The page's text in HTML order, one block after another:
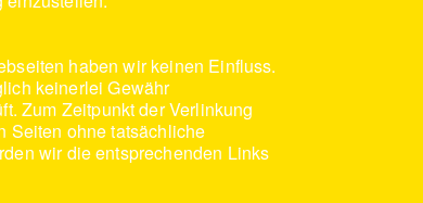
haben wir keinen Einfluss.
keinerlei Gewähr
Zum Zeitpunkt der Verlinkung
Seiten ohne tatsächliche
wir die entsprechenden Links